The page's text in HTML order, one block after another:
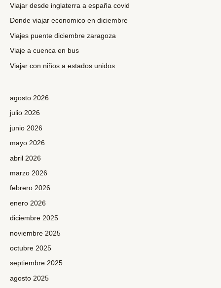
r
p
o
Viajar desde inglaterra a españa covid
Donde viajar economico en diciembre
Viajes puente diciembre zaragoza
Viaje a cuenca en bus
Viajar con niños a estados unidos
agosto 2026
julio 2026
junio 2026
mayo 2026
abril 2026
marzo 2026
febrero 2026
enero 2026
diciembre 2025
noviembre 2025
octubre 2025
septiembre 2025
agosto 2025